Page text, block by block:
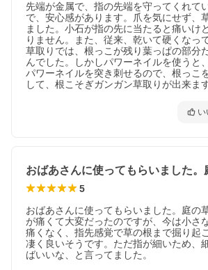
指にはめ込む指サ
物では、指の太さ
り、また指先に力
にくいので、長時
んでした。
指の代わりに草の根のそばに爪を立てるのに
出来るのは、爪を垂直に立てたときに水平に
あると考えました。
よく、指の付け根部と第2関節の間で力を掛
又指先も痛くならずに使えたので、鉄板で試
利が取れました（登録第1453024号）。そこ
ザー加工で100個ほど作り研究会の皆に配っ
したので、ステンレスで作りました。
折り曲げやバリ取りなどすべて手作業で作り
家庭菜園や庭、砂利敷などの草むしりに最
草むしりのスコップや鎌などは抜いた草にま
多いのですが、この草むしりパワーネイルは
手首に付けることで指からの脱落と紛失防
使い方がわかる動画
先端が金属で、指の先端を守ってくれて
で、安心感があります。爪を気にせず、
ました。小石が指の先に当たると痛いけ
りません。また、従来、乾いて硬くなっ
草取りでは、根っこが残り葉っぱの部分
んでした。しかしパワーネイルを使うと
パワーネイルを突き刺せるので、根っこ
して、根こそぎガンガン草取りが出来ます
い
5
おばあさんに使ってもらいました。庭の
が痛くて大変だったのですが、今は小さ
痛くなく、指先感覚で草の根まで掘り起
凄く良いそうです。ただ指が細いため、
ばいいな、と言ってました。